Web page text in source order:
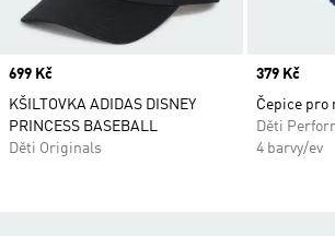
Price
699 Kč
KŠILTOVKA ADIDAS DISNEY
PRINCESS BASEBALL
Děti Originals
Price
379 Kč
Čepice pro
Děti
4 barvy/ev